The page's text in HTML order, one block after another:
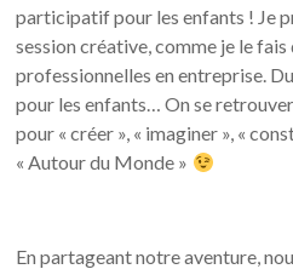
participatif pour les enfants ! Je
session créative, comme je le
professionnelles en entreprise.
pour les enfants… On se
pour « créer », « imaginer », «
« Autour du Monde »
En partageant notre aventure,